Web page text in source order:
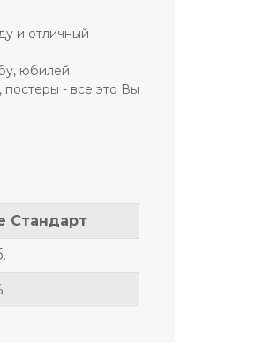
и отличный
юбилей.
постеры - все это Вы
Стандарт